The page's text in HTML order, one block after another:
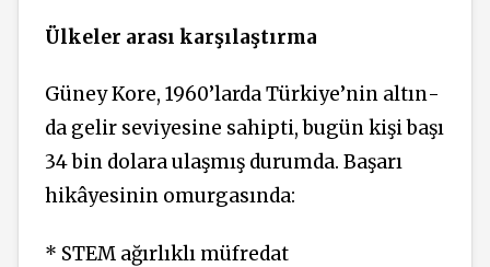
Ülkeler arası karşılaştırma
Gü­ney Kore, 1960’larda Türkiye’nin altın­
da gelir seviyesine sahipti, bugün kişi başı
34 bin dolara ulaşmış durumda. Başarı
hikâyesinin omurgasında:
* STEM ağırlıklı müfredat